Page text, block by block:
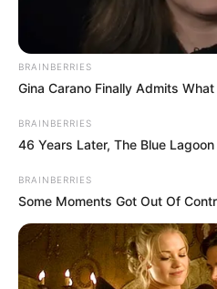
BRAINBERRIES
Gina Carano Finally Admits
BRAINBERRIES
46 Years Later, The Blue
BRAINBERRIES
Some Moments Got Out Of